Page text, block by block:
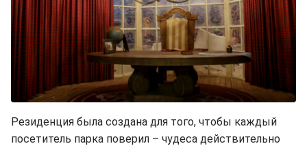
Резиденция была создана для того, чтобы каждый
посетитель парка поверил – чудеса действительно